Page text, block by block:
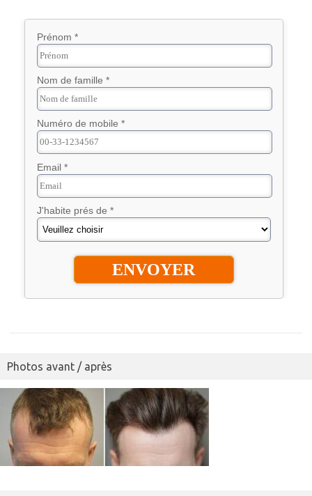
Prénom *
Nom de famille *
Numéro de mobile *
Email *
J'habite prés de *
Photos avant / après